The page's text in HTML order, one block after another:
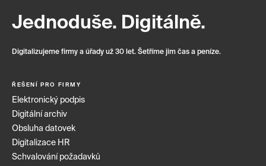
Jednoduše. Digitálně.
Digitalizujeme firmy a úřady už 30 let. Šetříme jim čas a peníze.
ŘEŠENÍ PRO FIRMY
Elektronický podpis
Digitální archiv
Obsluha datovek
Digitalizace HR
Schvalování požadavků